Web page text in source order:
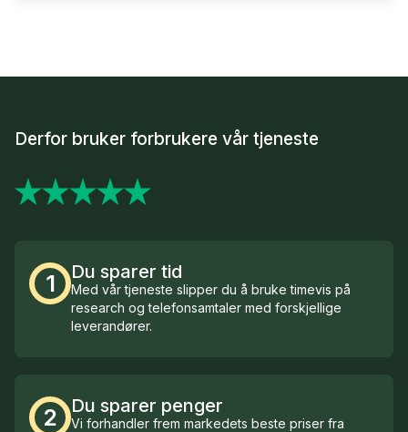
Derfor bruker forbrukere vår tjeneste
1 Du sparer tid
Med vår tjeneste slipper du å bruke timevis på
research og telefonsamtaler med forskjellige
leverandører.
2 Du sparer penger
Vi forhandler frem markedets beste priser fra